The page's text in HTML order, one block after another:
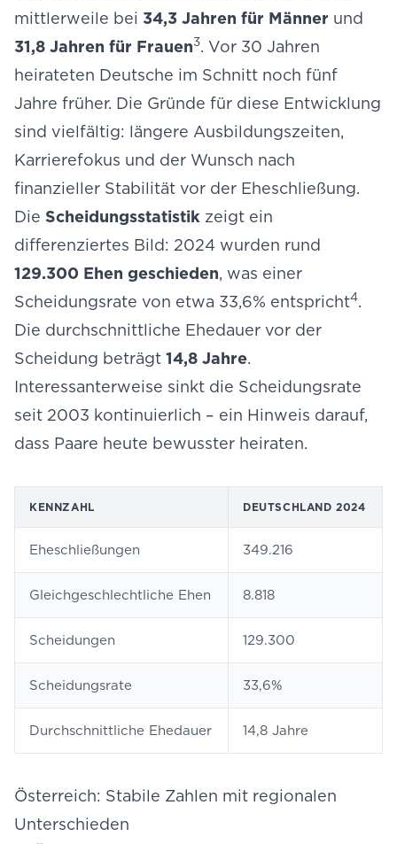
mittlerweile bei 34,3 Jahren für Männer und
31,8 Jahren für Frauen3. Vor 30 Jahren
heirateten Deutsche im Schnitt noch fünf
Jahre früher. Die Gründe für diese Entwicklung
sind vielfältig: längere Ausbildungszeiten,
Karrierefokus und der Wunsch nach
finanzieller Stabilität vor der Eheschließung.
Die Scheidungsstatistik zeigt ein
differenziertes Bild: 2024 wurden rund
129.300 Ehen geschieden, was einer
Scheidungsrate von etwa 33,6% entspricht4.
Die durchschnittliche Ehedauer vor der
Scheidung beträgt 14,8 Jahre.
Interessanterweise sinkt die Scheidungsrate
seit 2003 kontinuierlich – ein Hinweis darauf,
dass Paare heute bewusster heiraten.
KENNZAHL DEUTSCHLAND 2024
Eheschließungen 349.216
Gleichgeschlechtliche Ehen 8.818
Scheidungen 129.300
Scheidungsrate 33,6%
Durchschnittliche Ehedauer 14,8 Jahre
Österreich: Stabile Zahlen mit regionalen
Unterschieden